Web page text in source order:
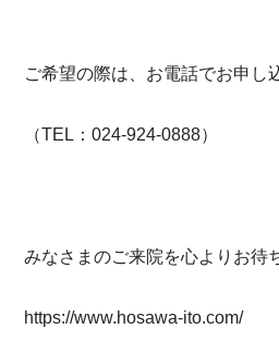
ご希望の際は、お電話でお申し
（TEL：024-924-0888）
みなさまのご来院を心よりお待
https://www.hosawa-ito.com/